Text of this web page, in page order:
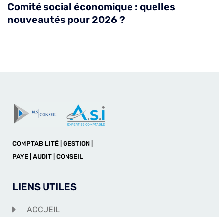
Comité social économique : quelles
nouveautés pour 2026 ?
COMPTABILITÉ | GESTION |
PAYE | AUDIT | CONSEIL
LIENS UTILES
ACCUEIL